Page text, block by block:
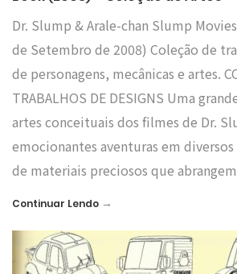
Dr. Slump & Arale-chan Slump
de Setembro de 2008) Coleção de
de personagens, mecânicas e artes.
TRABALHOS DE DESIGNS Uma
artes conceituais dos filmes de Dr.
emocionantes aventuras em
de materiais preciosos que
Continuar Lendo →